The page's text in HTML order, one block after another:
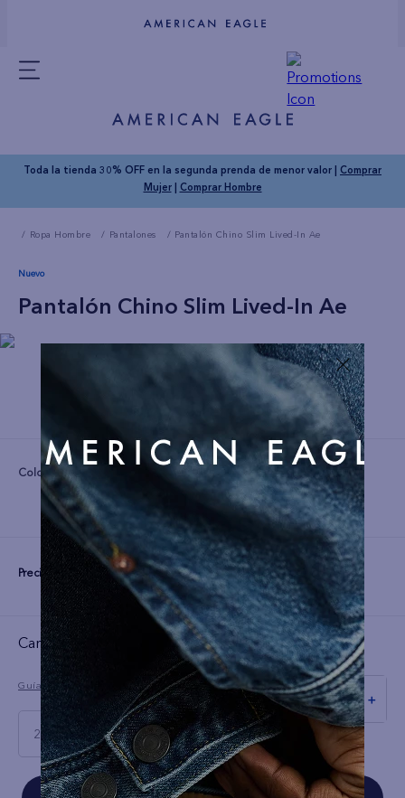
Toda la tienda 30% OFF en la segunda prenda de menor valor | Comprar
Mujer| Comprar Hombre
Ropa Hombre Pantalones Pantalón Chino Slim Lived-In Ae
Nuevo
Pantalón Chino Slim Lived-In Ae
Color:
Precio: S/ 269
☆☆ (0 comentarios)
Guía de tallas
28 X 30
＋
－